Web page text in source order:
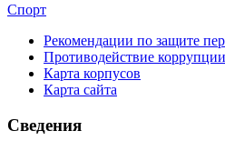
Спорт
Рекомендации по защите
Противодействие коррупции
Карта корпусов
Карта сайта
Сведения